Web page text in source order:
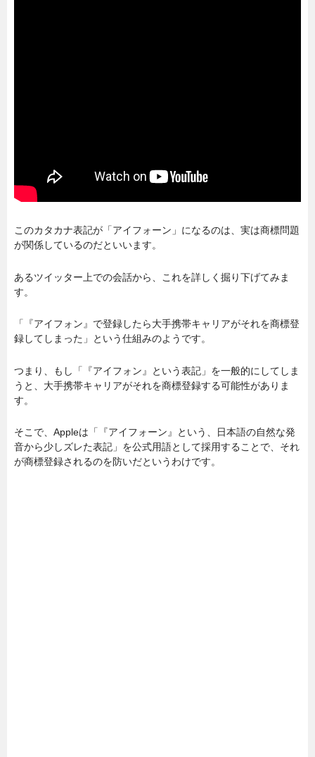
このカタカナ表記が「アイフォーン」になるのは、実は商標問題
が関係しているのだといいます。
あるツイッター上での会話から、これを詳しく掘り下げてみま
す。
「『アイフォン』で登録したら大手携帯キャリアがそれを商標登
録してしまった」という仕組みのようです。
つまり、もし「『アイフォン』という表記」を一般的にしてしま
うと、大手携帯キャリアがそれを商標登録する可能性がありま
す。
そこで、Appleは「『アイフォーン』という、日本語の自然な発
音から少しズレた表記」を公式用語として採用することで、それ
が商標登録されるのを防いだというわけです。